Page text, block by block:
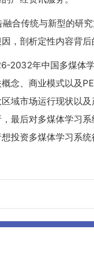
传统与新型的研究
，剖析定性内容背
年中国多煤体学
念、商业模式以及
域市场运行现状以
最后对多煤体学习
投资多煤体学习系